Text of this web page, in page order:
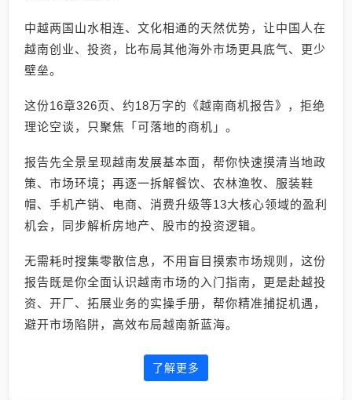
中越两国山水相连、文化相通的天然优势，让中国人在
越南创业、投资，比布局其他海外市场更具底气、更少
壁垒。
这份16章326页、约18万字的《越南商机报告》，拒绝
理论空谈，只聚焦「可落地的商机」。
报告先全景呈现越南发展基本面，帮你快速摸清当地政
策、市场环境；再逐一拆解餐饮、农林渔牧、服装鞋
帽、手机产销、电商、消费升级等13大核心领域的盈利
机会，同步解析房地产、股市的投资逻辑。
无需耗时搜集零散信息，不用盲目摸索市场规则，这份
报告既是你全面认识越南市场的入门指南，更是赴越投
资、开厂、拓展业务的实操手册，帮你精准捕捉机遇，
避开市场陷阱，高效布局越南新蓝海。
了解更多